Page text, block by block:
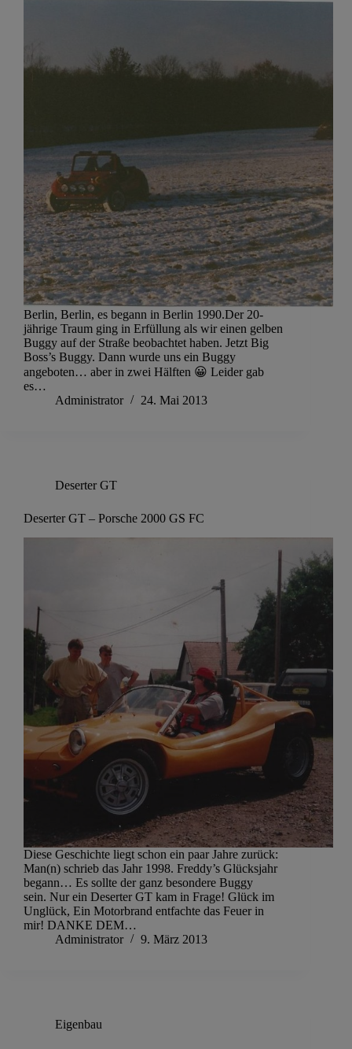
Berlin, Berlin, es begann in Berlin 1990.Der 20-
jährige Traum ging in Erfüllung als wir einen gelben
Buggy auf der Straße beobachtet haben. Jetzt Big
Boss’s Buggy. Dann wurde uns ein Buggy
angeboten… aber in zwei Hälften 😀 Leider gab
es…
Administrator
24. Mai 2013
Deserter GT
Deserter GT – Porsche 2000 GS FC
Diese Geschichte liegt schon ein paar Jahre zurück:
Man(n) schrieb das Jahr 1998. Freddy’s Glücksjahr
begann… Es sollte der ganz besondere Buggy
sein. Nur ein Deserter GT kam in Frage! Glück im
Unglück, Ein Motorbrand entfachte das Feuer in
mir! DANKE DEM…
Administrator
9. März 2013
Eigenbau